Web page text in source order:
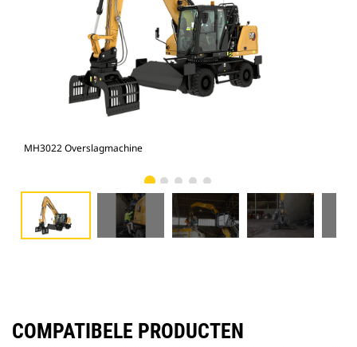
MH3022 Overslagmachine
COMPATIBELE PRODUCTEN